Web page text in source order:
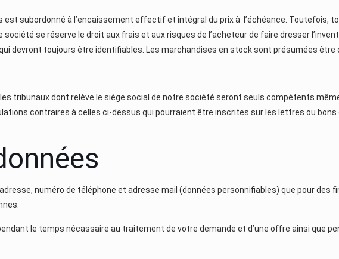
subordonné à l’encaissement effectif et intégral du prix à l’échéance. Toutefois,
société se réserve le droit aux frais et aux risques de l’acheteur de faire dresser
devront toujours être identifiables. Les marchandises en stock sont présumées être
tribunaux dont relève le siège social de notre société seront seuls compétents
contraires à celles ci-dessus qui pourraient être inscrites sur les lettres ou bons
numéro de téléphone et adresse mail (données personnifiables) que pour des
le temps nécassaire au traitement de votre demande et d’une offre ainsi que